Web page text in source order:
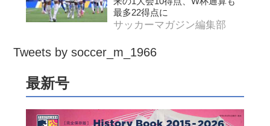
最多22得点に
サッカーマガジン編集部
Tweets by soccer_m_1966
最新号